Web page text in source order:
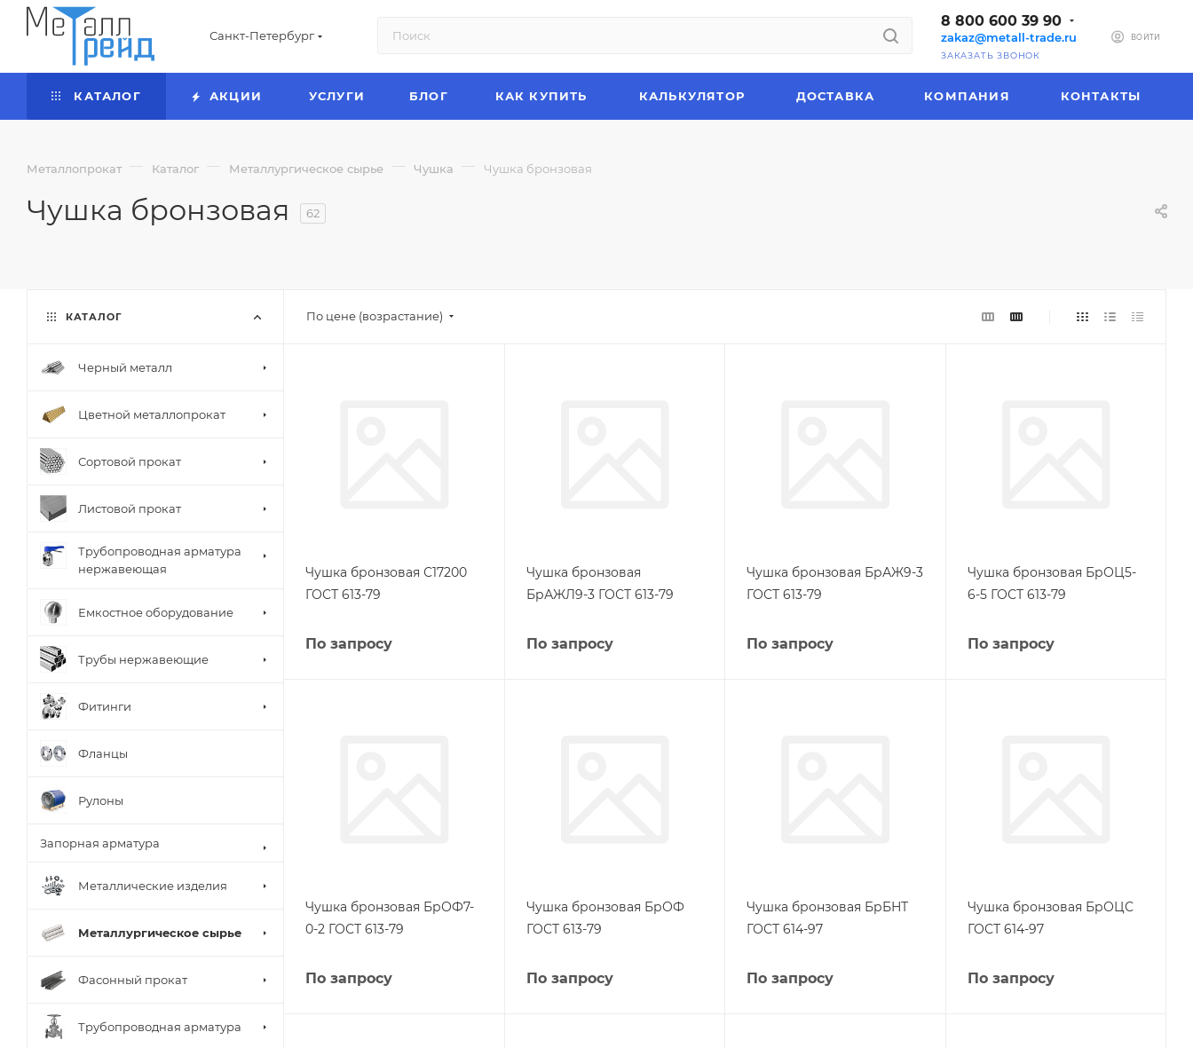
Санкт-Петербург
8 800 600 39 90
zakaz@metall-trade.ru
ЗАКАЗАТЬ ЗВОНОК
ВОЙТИ
КАТАЛОГ АКЦИИ УСЛУГИ БЛОГ КАК КУПИТЬ КАЛЬКУЛЯТОР ДОСТАВКА КОМПАНИЯ КОНТАКТЫ
Металлопрокат — Каталог — Металлургическое сырье — Чушка — Чушка бронзовая
Чушка бронзовая 62
По цене (возрастание)
Чушка бронзовая С17200
ГОСТ 613-79
По запросу
Чушка бронзовая
БрАЖЛ9-3 ГОСТ 613-79
По запросу
Чушка бронзовая БрАЖ9-3
ГОСТ 613-79
По запросу
Чушка бронзовая БрОЦ5-
6-5 ГОСТ 613-79
По запросу
Чушка бронзовая БрОФ7-
0-2 ГОСТ 613-79
По запросу
Чушка бронзовая БрОФ
ГОСТ 613-79
По запросу
Чушка бронзовая БрБНТ
ГОСТ 614-97
По запросу
Чушка бронзовая БрОЦС
ГОСТ 614-97
По запросу
КАТАЛОГ
Черный металл
Цветной металлопрокат
Сортовой прокат
Листовой прокат
Трубопроводная арматура
нержавеющая
Емкостное оборудование
Трубы нержавеющие
Фитинги
Фланцы
Рулоны
Запорная арматура
Металлические изделия
Металлургическое сырье
Фасонный прокат
Трубопроводная арматура